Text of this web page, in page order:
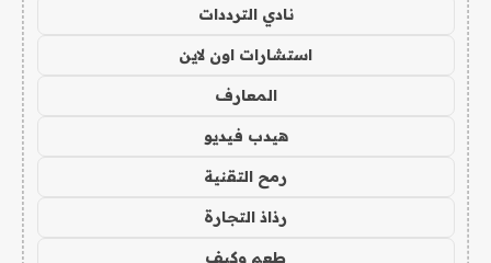
نادي الترددات
استشارات اون لاين
المعارف
هيدب فيديو
رمح التقنية
رذاذ التجارة
طعم وكيف